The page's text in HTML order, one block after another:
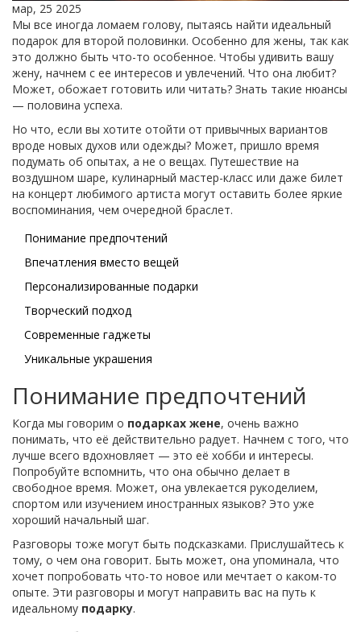
мар, 25 2025
Мы все иногда ломаем голову, пытаясь найти идеальный
подарок для второй половинки. Особенно для жены, так как
это должно быть что-то особенное. Чтобы удивить вашу
жену, начнем с ее интересов и увлечений. Что она любит?
Может, обожает готовить или читать? Знать такие нюансы
— половина успеха.
Но что, если вы хотите отойти от привычных вариантов
вроде новых духов или одежды? Может, пришло время
подумать об опытах, а не о вещах. Путешествие на
воздушном шаре, кулинарный мастер-класс или даже билет
на концерт любимого артиста могут оставить более яркие
воспоминания, чем очередной браслет.
Понимание предпочтений
Впечатления вместо вещей
Персонализированные подарки
Творческий подход
Современные гаджеты
Уникальные украшения
Понимание предпочтений
Когда мы говорим о подарках жене, очень важно
понимать, что её действительно радует. Начнем с того, что
лучше всего вдохновляет — это её хобби и интересы.
Попробуйте вспомнить, что она обычно делает в
свободное время. Может, она увлекается рукоделием,
спортом или изучением иностранных языков? Это уже
хороший начальный шаг.
Разговоры тоже могут быть подсказками. Прислушайтесь к
тому, о чем она говорит. Быть может, она упоминала, что
хочет попробовать что-то новое или мечтает о каком-то
опыте. Эти разговоры и могут направить вас на путь к
идеальному подарку.